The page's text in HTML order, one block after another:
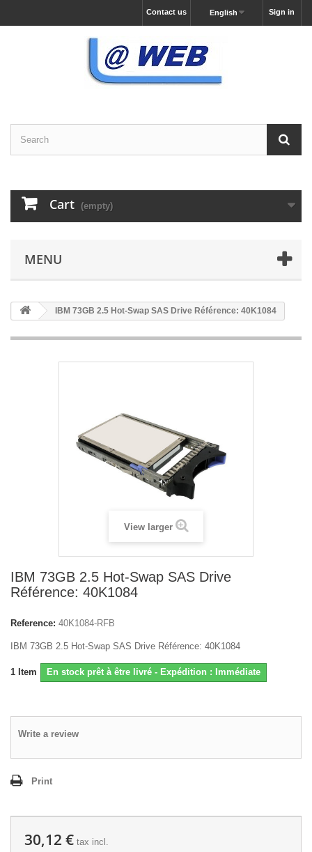
Sign in
English
Contact us
Cart (empty)
MENU
IBM 73GB 2.5 Hot-Swap SAS Drive Référence: 40K1084
View larger
IBM 73GB 2.5 Hot-Swap SAS Drive
Référence: 40K1084
Reference: 40K1084-RFB
IBM 73GB 2.5 Hot-Swap SAS Drive Référence: 40K1084
1 Item En stock prêt à être livré - Expédition : Immédiate
Write a review
Print
30,12 € tax incl.